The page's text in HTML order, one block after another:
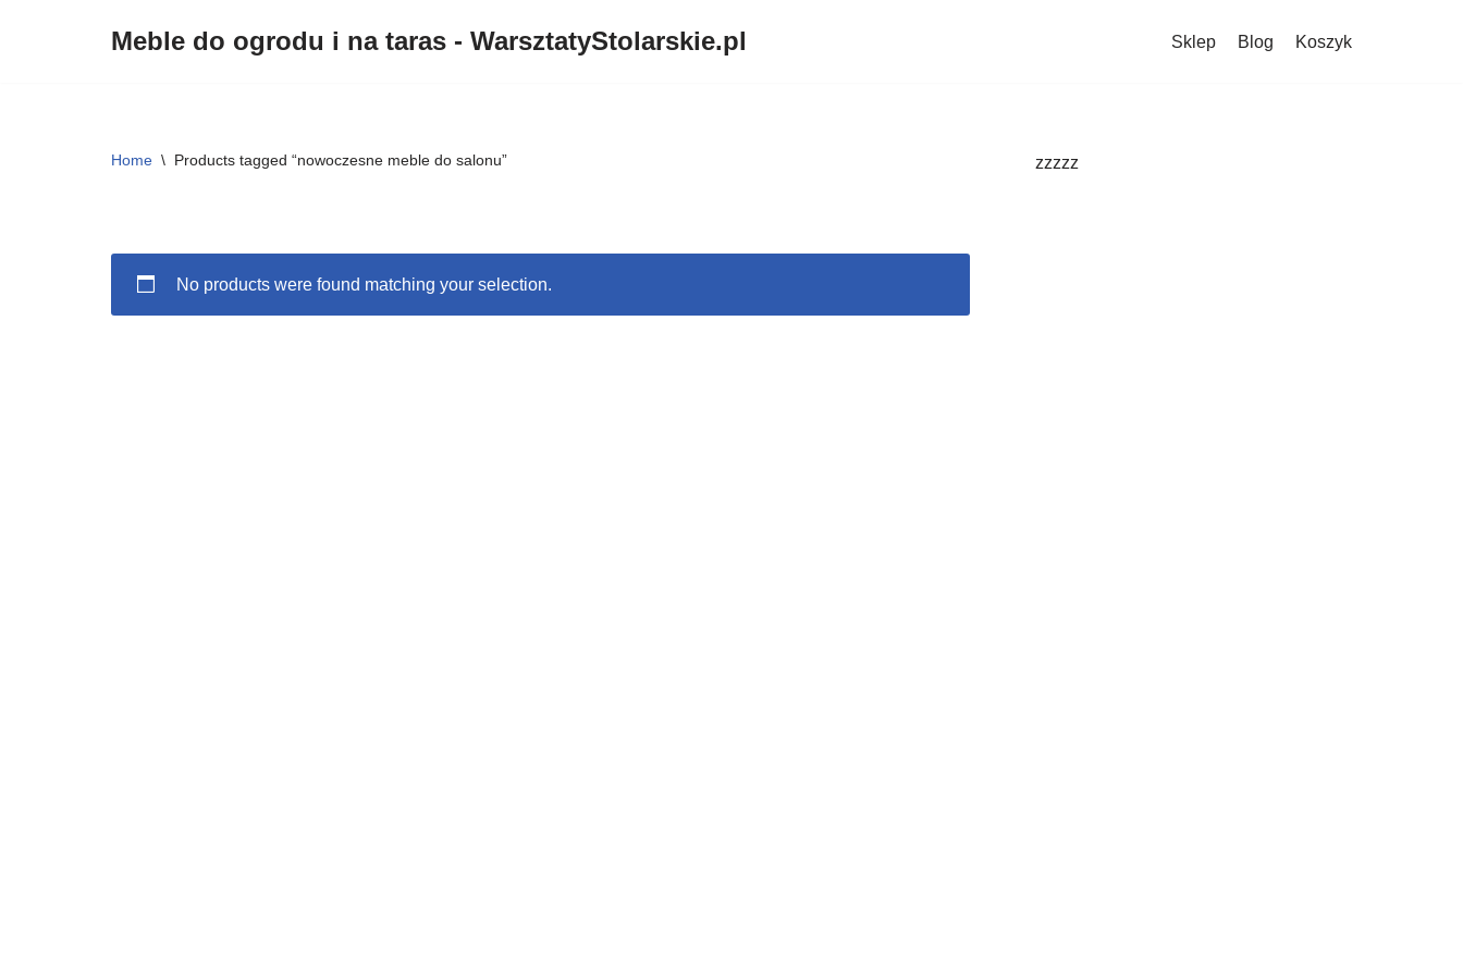
Meble do ogrodu i na taras - WarsztatyStolarskie.pl Sklep Blog Koszyk
Home \ Products tagged “nowoczesne meble do salonu”
No products were found matching your selection.
zzzzz